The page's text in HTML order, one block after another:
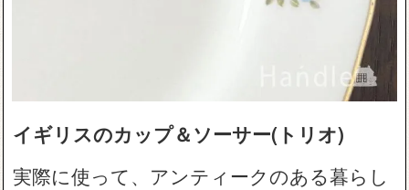
イギリスのカップ＆ソーサー(トリオ)
実際に使って、アンティークのある暮らし